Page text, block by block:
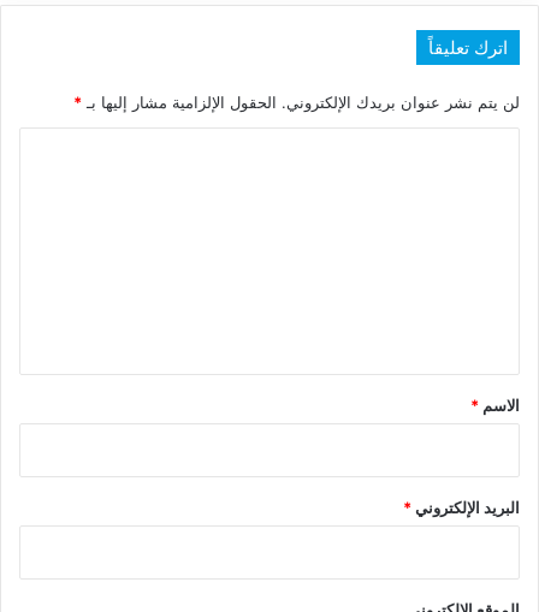
اترك تعليقاً
لن يتم نشر عنوان بريدك الإلكتروني. الحقول الإلزامية مشار إليها بـ *
*
الاسم *
البريد الإلكتروني*